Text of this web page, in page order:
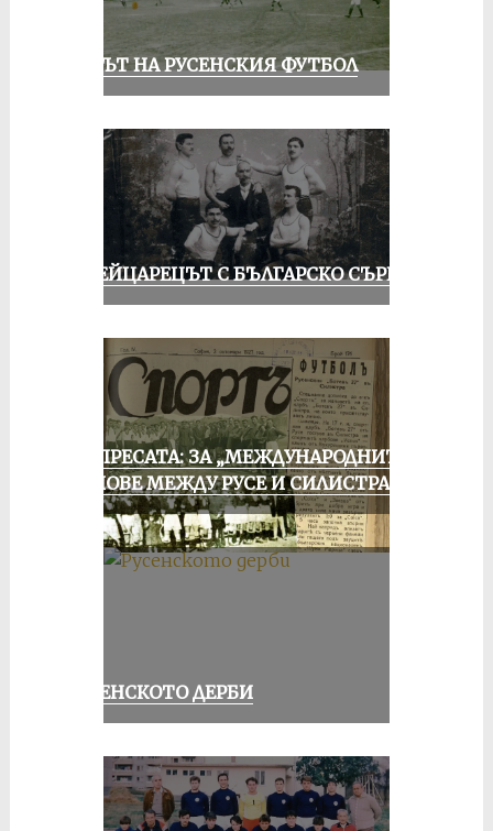
ВЕКЪТ НА РУСЕНСКИЯ ФУТБОЛ
ШВЕЙЦАРЕЦЪТ С БЪЛГАРСКО СЪРЦЕ
ОТ ПРЕСАТА: ЗА „МЕЖДУНАРОДНИТЕ“
МАЧОВЕ МЕЖДУ РУСЕ И СИЛИСТРА
РУСЕНСКОТО ДЕРБИ